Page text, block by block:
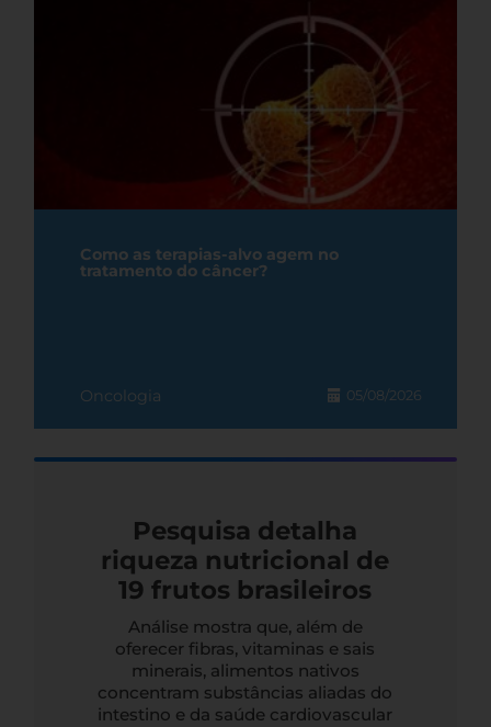
Como as terapias-alvo agem no
tratamento do câncer?
Oncologia 05/08/2026
Pesquisa detalha
riqueza nutricional de
19 frutos brasileiros
Análise mostra que, além de
oferecer fibras, vitaminas e sais
minerais, alimentos nativos
concentram substâncias aliadas do
intestino e da saúde cardiovascular